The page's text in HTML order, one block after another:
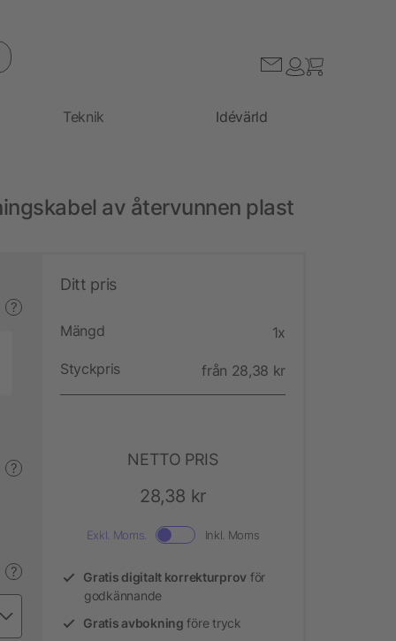
Teknik Idévärld
av återvunnen plast
?
?
?
Ditt pris
Mängd 1x
Styckpris från 28,38 kr
NETTO PRIS
28,38 kr
Exkl. Moms. Inkl. Moms
Gratis digitalt korrekturprov för
godkännande
Gratis avbokning före tryck